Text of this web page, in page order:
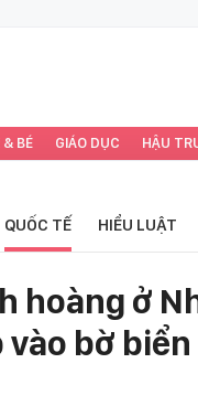
& BÉ GIÁO DỤC HẬU
QUỐC TẾ HIỂU LUẬT
hoàng ở
bờ